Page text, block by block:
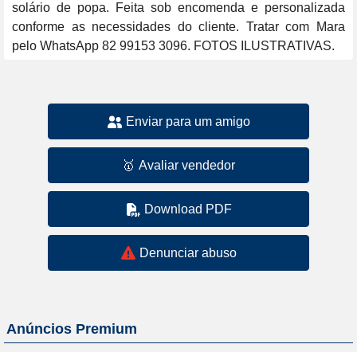
solário de popa. Feita sob encomenda e personalizada
conforme as necessidades do cliente. Tratar com Mara
pelo WhatsApp 82 99153 3096. FOTOS ILUSTRATIVAS.
Enviar para um amigo
🥇 Avaliar vendedor
Download PDF
Denunciar abuso
Anúncios Premium